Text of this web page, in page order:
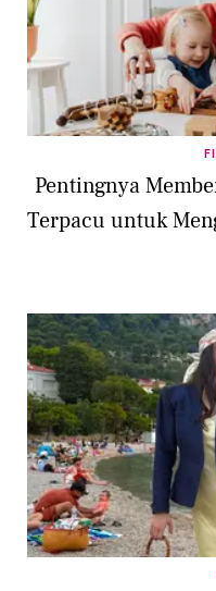
Pentingnya
Terpacu untuk